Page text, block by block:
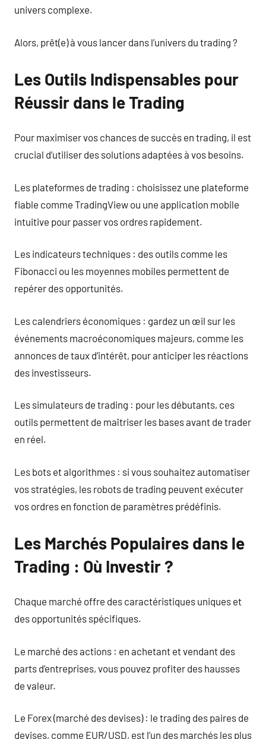
univers complexe.
Alors, prêt(e) à vous lancer dans l’univers du trading ?
Les Outils Indispensables pour
Réussir dans le Trading
Pour maximiser vos chances de succès en trading, il est
crucial d’utiliser des solutions adaptées à vos besoins.
Les plateformes de trading : choisissez une plateforme
fiable comme TradingView ou une application mobile
intuitive pour passer vos ordres rapidement.
Les indicateurs techniques : des outils comme les
Fibonacci ou les moyennes mobiles permettent de
repérer des opportunités.
Les calendriers économiques : gardez un œil sur les
événements macroéconomiques majeurs, comme les
annonces de taux d’intérêt, pour anticiper les réactions
des investisseurs.
Les simulateurs de trading : pour les débutants, ces
outils permettent de maîtriser les bases avant de trader
en réel.
Les bots et algorithmes : si vous souhaitez automatiser
vos stratégies, les robots de trading peuvent exécuter
vos ordres en fonction de paramètres prédéfinis.
Les Marchés Populaires dans le
Trading : Où Investir ?
Chaque marché offre des caractéristiques uniques et
des opportunités spécifiques.
Le marché des actions : en achetant et vendant des
parts d’entreprises, vous pouvez profiter des hausses
de valeur.
Le Forex (marché des devises) : le trading des paires de
devises, comme EUR/USD, est l’un des marchés les plus